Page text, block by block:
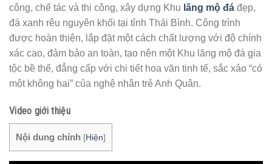
công, chế tác và thi công, xây dựng Khu lăng mộ đá đẹp,
đá xanh rêu nguyên khối tại tỉnh Thái Bình. Công trình
được hoàn thiện, lắp đặt một cách chất lượng với độ chính
xác cao, đảm bảo an toàn, tạo nên một Khu lăng mộ đá gia
tộc bề thế, đẳng cấp với chi tiết hoa văn tinh tế, sắc xảo “có
một không hai” của nghệ nhân trẻ Anh Quân.
Video giới thiệu
Nội dung chính [Hiện]